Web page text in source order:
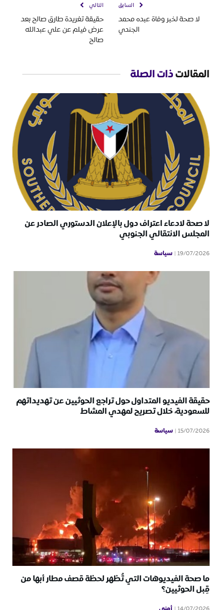
السابق
لا صحة لخبر وفاة عبده محمد
الجندي
التالي
حقيقة تغريدة طارق صالح بعد
عرض فيلم عن علي عبدالله
صالح
المقالاتذات الصلة
لا صحة لادعاء اعتراف دول بالإعلان الدستوري الصادر عن
المجلس الانتقالي الجنوبي
19/07/2026 سياسة
حقيقة الفيديو المتداول حول تراجع الحوثيين عن تهديداتهم
للسعودية، خلال تصريح لمهدي المشاط
15/07/2026 سياسة
ما صحة الفيديوهات التي تُظهر لحظة قصف مطار أبها من
قِبل الحوثيين؟